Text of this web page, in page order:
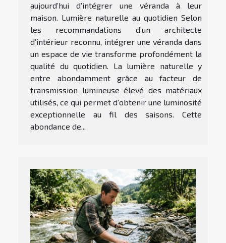
aujourd’hui d’intégrer une véranda à leur
maison. Lumière naturelle au quotidien Selon
les recommandations d’un architecte
d’intérieur reconnu, intégrer une véranda dans
un espace de vie transforme profondément la
qualité du quotidien. La lumière naturelle y
entre abondamment grâce au facteur de
transmission lumineuse élevé des matériaux
utilisés, ce qui permet d’obtenir une luminosité
exceptionnelle au fil des saisons. Cette
abondance de...